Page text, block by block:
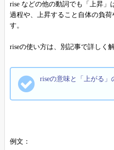
rise などの他の動詞でも「上昇」
過程や、上昇すること自体の負
す。
riseの使い方は、別記事で詳しく
riseの意味と「上がる
例文：